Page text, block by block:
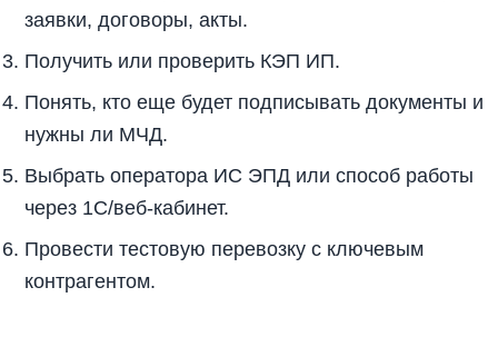
заявки, договоры, акты.
Получить или проверить КЭП ИП.
Понять, кто еще будет подписывать документы и
нужны ли МЧД.
Выбрать оператора ИС ЭПД или способ работы
через 1С/веб-кабинет.
Провести тестовую перевозку с ключевым
контрагентом.